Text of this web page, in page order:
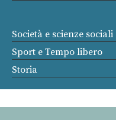
Società e scienze sociali
Sport e Tempo libero
Storia